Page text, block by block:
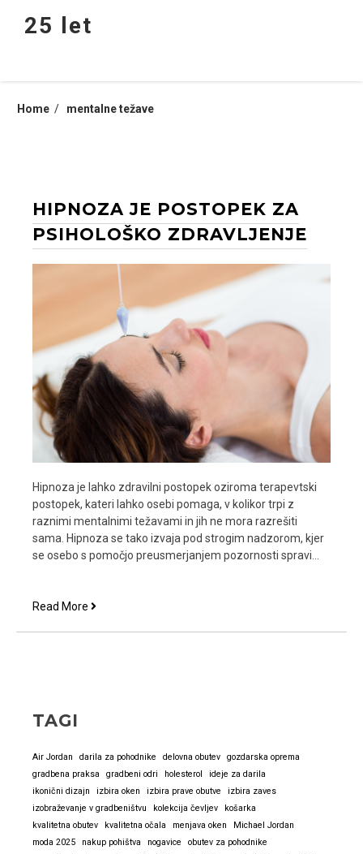
25 let
Home mentalne težave
HIPNOZA JE POSTOPEK ZA
PSIHOLOŠKO ZDRAVLJENJE
Hipnoza je lahko zdravilni postopek oziroma terapevtski
postopek, kateri lahko osebi pomaga, v kolikor trpi z
raznimi mentalnimi težavami in jih ne mora razrešiti
sama. Hipnoza se tako izvaja pod strogim nadzorom, kjer
se osebo s pomočjo preusmerjanjem pozornosti spravi…
Read More Hipnoza
TAGI
Air Jordan darila za pohodnike delovna obutev
gozdarska oprema
gradbena praksa
gradbeni odri holesterol
ideje za darila
ikonični dizajn
izbira oken izbira prave obutve
izbira zaves
izobraževanje v gradbeništvu
kolekcija čevljev
košarka
kvalitetna obutev
kvalitetna očala menjava oken
Michael Jordan
moda 2025
nakup pohištva nogavice
obutev za pohodnike